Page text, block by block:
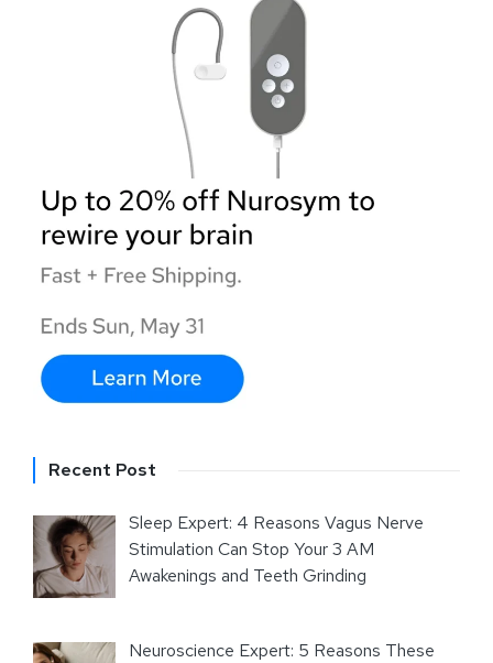
Recent Post
Sleep Expert: 4 Reasons Vagus Nerve
Stimulation Can Stop Your 3 AM
Awakenings and Teeth Grinding
Neuroscience Expert: 5 Reasons These